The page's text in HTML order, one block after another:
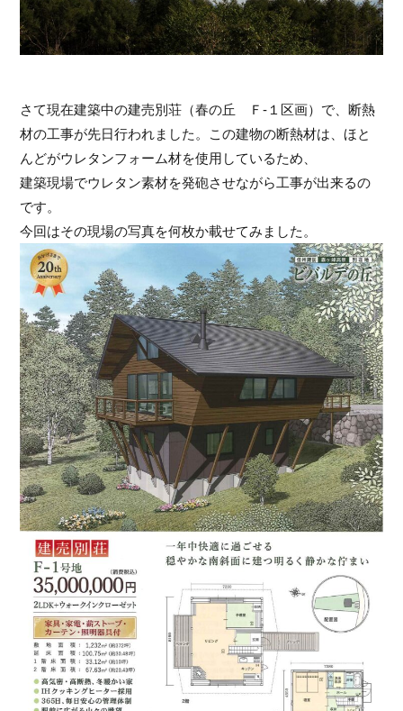
さて現在建築中の建売別荘（春の丘 Ｆ-１区画）で、断熱
材の工事が先日行われました。この建物の断熱材は、ほと
んどがウレタンフォーム材を使用しているため、
建築現場でウレタン素材を発砲させながら工事が出来るの
です。
今回はその現場の写真を何枚か載せてみました。